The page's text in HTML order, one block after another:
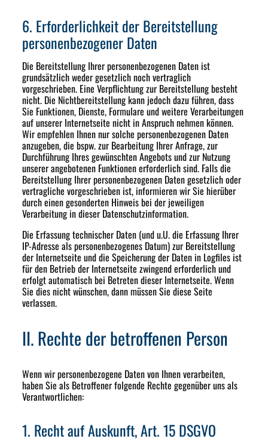
6. Erforderlichkeit der Bereitstellung
personenbezogener Daten
Die Bereitstellung Ihrer personenbezogenen Daten ist
grundsätzlich weder gesetzlich noch vertraglich
vorgeschrieben. Eine Verpflichtung zur Bereitstellung besteht
nicht. Die Nichtbereitstellung kann jedoch dazu führen, dass
Sie Funktionen, Dienste, Formulare und weitere Verarbeitungen
auf unserer Internetseite nicht in Anspruch nehmen können.
Wir empfehlen Ihnen nur solche personenbezogenen Daten
anzugeben, die bspw. zur Bearbeitung Ihrer Anfrage, zur
Durchführung Ihres gewünschten Angebots und zur Nutzung
unserer angebotenen Funktionen erforderlich sind. Falls die
Bereitstellung Ihrer personenbezogenen Daten gesetzlich oder
vertragliche vorgeschrieben ist, informieren wir Sie hierüber
durch einen gesonderten Hinweis bei der jeweiligen
Verarbeitung in dieser Datenschutzinformation.
Die Erfassung technischer Daten (und u.U. die Erfassung Ihrer
IP-Adresse als personenbezogenes Datum) zur Bereitstellung
der Internetseite und die Speicherung der Daten in Logfiles ist
für den Betrieb der Internetseite zwingend erforderlich und
erfolgt automatisch bei Betreten dieser Internetseite. Wenn
Sie dies nicht wünschen, dann müssen Sie diese Seite
verlassen.
II. Rechte der betroffenen Person
Wenn wir personenbezogene Daten von Ihnen verarbeiten,
haben Sie als Betroffener folgende Rechte gegenüber uns als
Verantwortlichen:
1. Recht auf Auskunft, Art. 15 DSGVO